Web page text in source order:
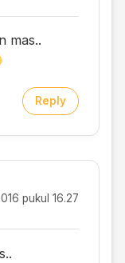
mas..
Reply
pukul 16.27